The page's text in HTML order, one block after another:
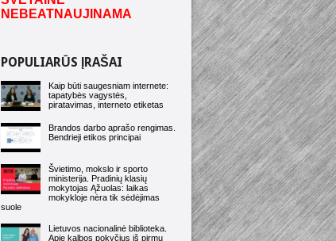
NEBEATNAUJINAMA
POPULIARŪS ĮRAŠAI
Kaip būti saugesniam internete:
tapatybės vagystės,
piratavimas, interneto etiketas
Brandos darbo aprašo rengimas.
Bendrieji etikos principai
Švietimo, mokslo ir sporto
ministerija. Pradinių klasių
mokytojas Ąžuolas: laikas
mokykloje nėra tik sėdėjimas
suole
Lietuvos nacionalinė biblioteka.
Apie kalbos pokyčius iš pirmų